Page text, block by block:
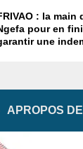
: la main
pour en
une
APROPOS